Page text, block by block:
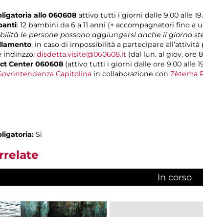
allo 060608 attivo tutti i giorni dalle 9.00 alle
: 12 bambini da 6 a 11 anni (+ accompagnatori fino a
le persone possono aggiungersi anche il giorno
: in caso di impossibilità a partecipare all’attività
indirizzo: disdetta.visite@060608.it (dal lun. al giov. ore
Center 060608 (attivo tutti i giorni dalle ore 9.00 alle
Capitolina in collaborazione con Zètema
Sì
In corso